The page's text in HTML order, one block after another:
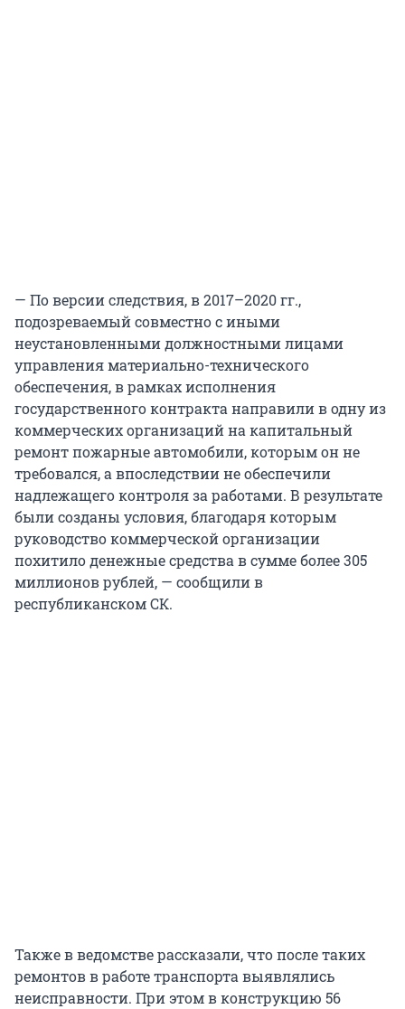
— По версии следствия, в 2017–2020 гг.,
подозреваемый совместно с иными
неустановленными должностными лицами
управления материально-технического
обеспечения, в рамках исполнения
государственного контракта направили в одну из
коммерческих организаций на капитальный
ремонт пожарные автомобили, которым он не
требовался, а впоследствии не обеспечили
надлежащего контроля за работами. В результате
были созданы условия, благодаря которым
руководство коммерческой организации
похитило денежные средства в сумме более 305
миллионов рублей, — сообщили в
республиканском СК.
Также в ведомстве рассказали, что после таких
ремонтов в работе транспорта выявлялись
неисправности. При этом в конструкцию 56